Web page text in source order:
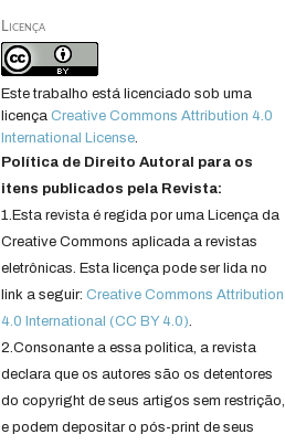
Licença
Este trabalho está licenciado sob uma
licençaCreative Commons Attribution 4.0
International License.
Política de Direito Autoral para os
itens publicados pela Revista:
1.Esta revista é regida por uma Licença da
Creative Commons aplicada a revistas
eletrônicas. Esta licença pode ser lida no
link a seguir:Creative Commons Attribution
4.0 International (CC BY 4.0).
2.Consonante a essa politica, a revista
declara que os autores são os detentores
do copyright de seus artigos sem restrição,
e podem depositar o pós-print de seus